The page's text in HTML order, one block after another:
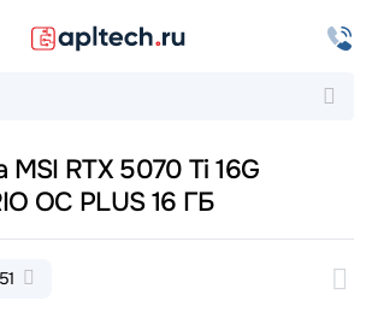
MSI RTX 5070 Ti 16G
OC PLUS 16 ГБ